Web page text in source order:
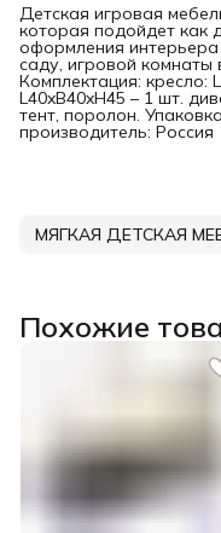
Детская игровая
которая подойдет как
оформления интерьера
саду, игровой
Комплектация: кресло:
L40xB40xH45 – 1 шт.
тент, поролон.
производитель: Россия
МЯГКАЯ ДЕТСКАЯ
Похожие